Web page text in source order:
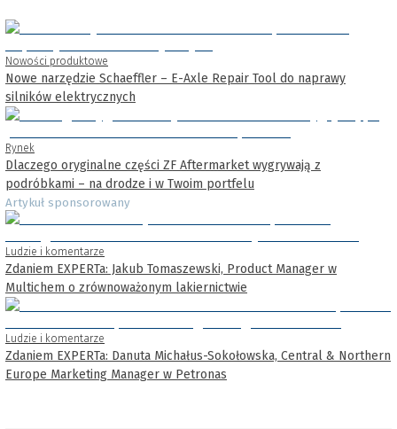
Nowości produktowe
Nowe narzędzie Schaeffler – E-Axle Repair Tool do naprawy
silników elektrycznych
Rynek
Dlaczego oryginalne części ZF Aftermarket wygrywają z
podróbkami – na drodze i w Twoim portfelu
Artykuł sponsorowany
Ludzie i komentarze
Zdaniem EXPERTa: Jakub Tomaszewski, Product Manager w
Multichem o zrównoważonym lakiernictwie
Ludzie i komentarze
Zdaniem EXPERTa: Danuta Michałus-Sokołowska, Central & Northern
Europe Marketing Manager w Petronas